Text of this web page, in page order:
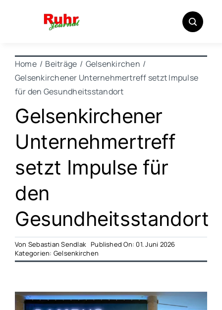
Home Beiträge
Gelsenkirchen
Gelsenkirchener Unternehmertreff setzt Impulse
für den Gesundheitsstandort
Gelsenkirchener
Unternehmertreff
setzt Impulse für
den
Gesundheitsstandort
Von Sebastian Sendlak Published On: 01. Juni 2026
Kategorien: Gelsenkirchen